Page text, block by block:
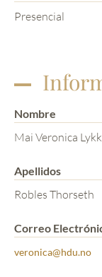
Presencial
Nombre
Mai Veronica
Apellidos
Robles Thorseth
Correo
veronica@hdu.no